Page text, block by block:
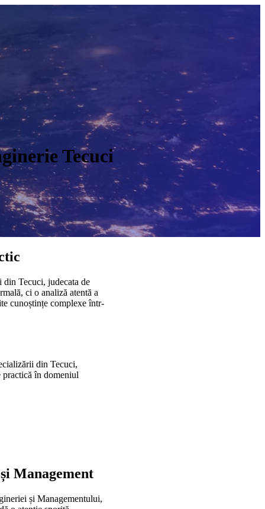
Tecuci
Tecuci, judecata de
ci o analiză atentă a
cunoștințe complexe într-
din Tecuci,
practică în domeniul
Management
și Managementului,